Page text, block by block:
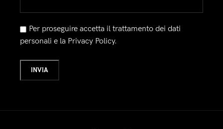
Per proseguire accetta il trattamento dei dati
personali e la Privacy Policy.